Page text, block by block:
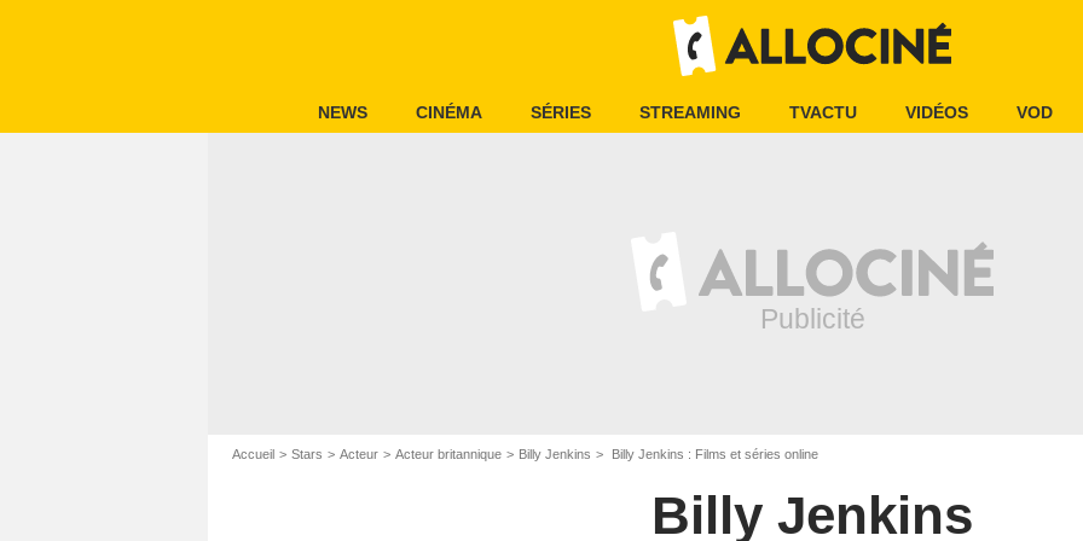
NEWS CINÉMA SÉRIES STREAMING TVACTU VIDÉOS VOD
Accueil Stars Acteur Acteur britannique Billy Jenkins Billy Jenkins : Films et séries online
Billy Jenkins